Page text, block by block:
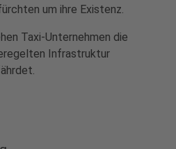
um ihre Existenz.
Taxi-Unternehmen die
Infrastruktur